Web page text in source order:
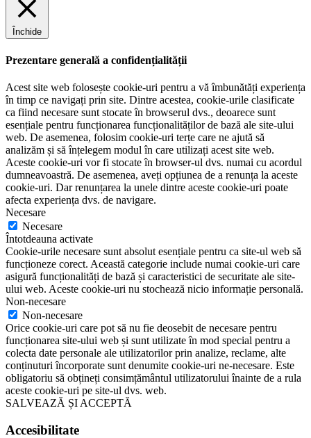
Închide
Prezentare generală a confidențialității
Acest site web folosește cookie-uri pentru a vă îmbunătăți experiența
în timp ce navigați prin site. Dintre acestea, cookie-urile clasificate
ca fiind necesare sunt stocate în browserul dvs., deoarece sunt
esențiale pentru funcționarea funcționalităților de bază ale site-ului
web. De asemenea, folosim cookie-uri terțe care ne ajută să
analizăm și să înțelegem modul în care utilizați acest site web.
Aceste cookie-uri vor fi stocate în browser-ul dvs. numai cu acordul
dumneavoastră. De asemenea, aveți opțiunea de a renunța la aceste
cookie-uri. Dar renunțarea la unele dintre aceste cookie-uri poate
afecta experiența dvs. de navigare.
Necesare
Necesare
Întotdeauna activate
Cookie-urile necesare sunt absolut esențiale pentru ca site-ul web să
funcționeze corect. Această categorie include numai cookie-uri care
asigură funcționalități de bază și caracteristici de securitate ale site-
ului web. Aceste cookie-uri nu stochează nicio informație personală.
Non-necesare
Non-necesare
Orice cookie-uri care pot să nu fie deosebit de necesare pentru
funcționarea site-ului web și sunt utilizate în mod special pentru a
colecta date personale ale utilizatorilor prin analize, reclame, alte
conținuturi încorporate sunt denumite cookie-uri ne-necesare. Este
obligatoriu să obțineți consimțământul utilizatorului înainte de a rula
aceste cookie-uri pe site-ul dvs. web.
SALVEAZĂ ȘI ACCEPTĂ
Accesibilitate